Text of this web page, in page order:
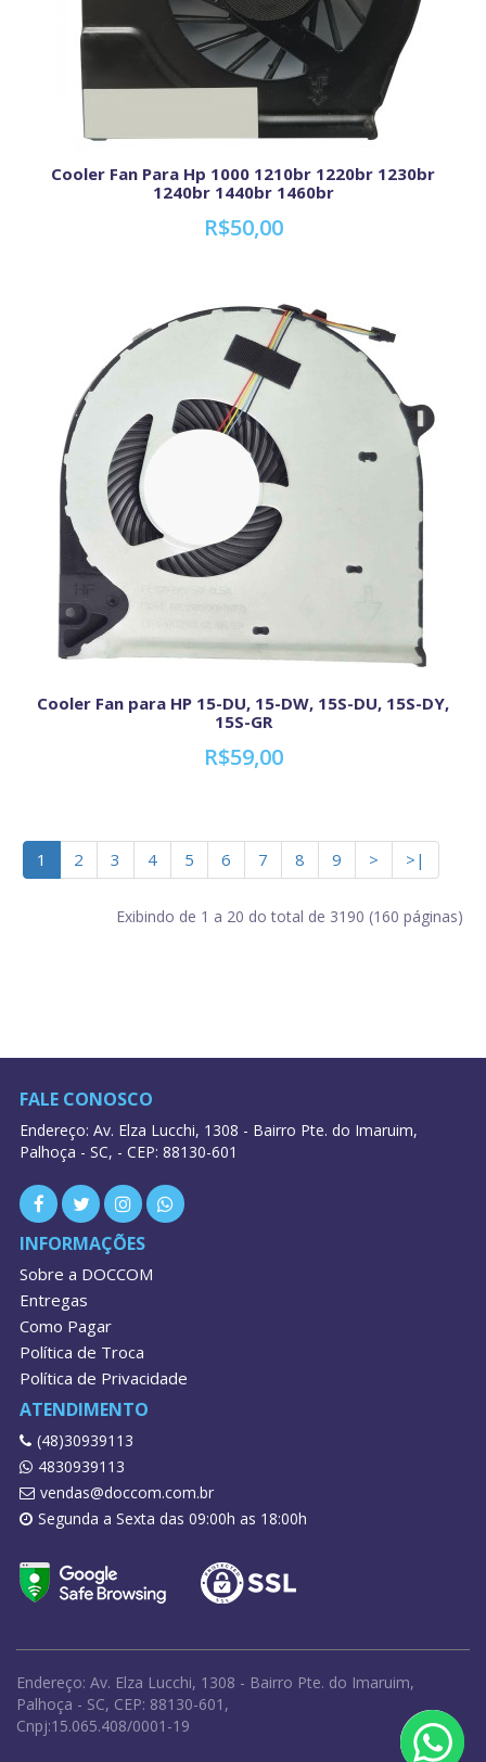
Cooler Fan Para Hp 1000 1210br 1220br 1230br
1240br 1440br 1460br
R$50,00
Cooler Fan para HP 15-DU, 15-DW, 15S-DU, 15S-DY,
15S-GR
R$59,00
1 2 3 4 5 6 7 8 9 > >|
Exibindo de 1 a 20 do total de 3190 (160 páginas)
FALE CONOSCO
Endereço: Av. Elza Lucchi, 1308 - Bairro Pte. do Imaruim,
Palhoça - SC, - CEP: 88130-601
INFORMAÇÕES
Sobre a DOCCOM
Entregas
Como Pagar
Política de Troca
Política de Privacidade
ATENDIMENTO
(48)30939113
4830939113
vendas@doccom.com.br
Segunda a Sexta das 09:00h as 18:00h
Endereço: Av. Elza Lucchi, 1308 - Bairro Pte. do Imaruim,
Palhoça - SC, CEP: 88130-601,
Cnpj:15.065.408/0001-19